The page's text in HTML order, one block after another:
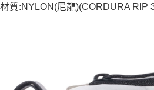
材質:NYLON(尼龍)(CORDURA RIP